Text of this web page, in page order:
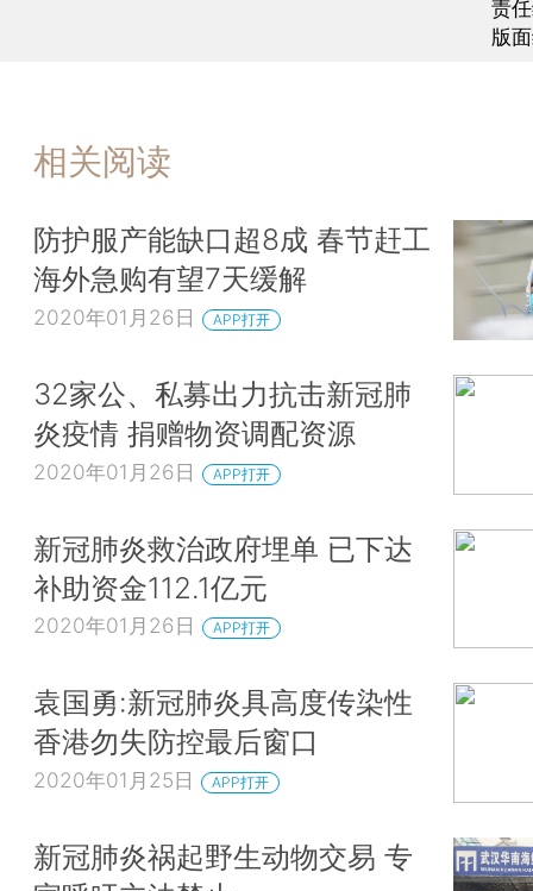
责
版
相关阅读
防护服产能缺口超8成 春节赶工
海外急购有望7天缓解
2020年01月26日 APP打开
32家公、私募出力抗击新冠肺
炎疫情 捐赠物资调配资源
2020年01月26日 APP打开
新冠肺炎救治政府埋单 已下达
补助资金112.1亿元
2020年01月26日 APP打开
袁国勇:新冠肺炎具高度传染性
香港勿失防控最后窗口
2020年01月25日 APP打开
新冠肺炎祸起野生动物交易 专